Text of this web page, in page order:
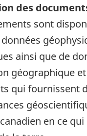
des
sont
ainsi que de
géographique
qui fournissent
en ce